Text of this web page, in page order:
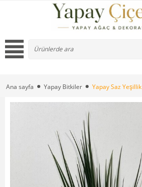
Ana sayfa Yapay Bitkiler Yapay Saz Yeşillik